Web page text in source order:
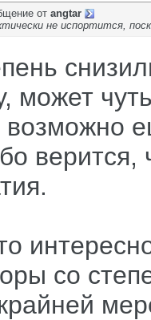
от angtar
не испортится,
может
возможно
верится,
со